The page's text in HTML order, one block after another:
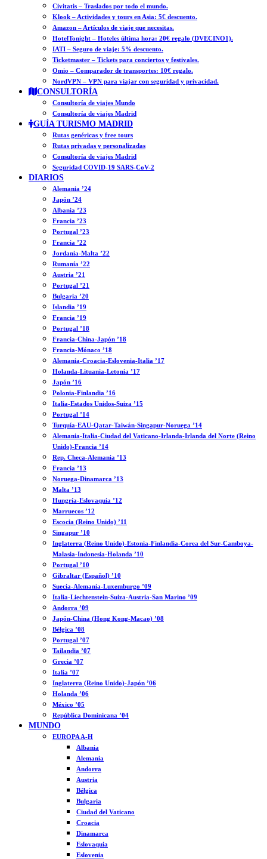
Civitatis – Traslados por todo el mundo.
Klook – Actividades y tours en Asia: 5€ descuento.
Amazon – Artículos de viaje que necesitas.
HotelTonight – Hoteles última hora: 20€ regalo (DVECINO1).
IATI – Seguro de viaje: 5% descuento.
Ticketmaster – Tickets para conciertos y festivales.
Omio – Comparador de transportes: 10€ regalo.
NordVPN – VPN para viajar con seguridad y privacidad.
CONSULTORÍA
Consultoría de viajes Mundo
Consultoría de viajes Madrid
GUÍA TURISMO MADRID
Rutas genéricas y free tours
Rutas privadas y personalizadas
Consultoría de viajes Madrid
Seguridad COVID-19 SARS-CoV-2
DIARIOS
Alemania ’24
Japón ’24
Albania ’23
Francia ’23
Portugal ’23
Francia ’22
Jordania-Malta ’22
Rumanía ’22
Austria ’21
Portugal ’21
Bulgaria ’20
Islandia ’19
Francia ’19
Portugal ’18
Francia-China-Japón ’18
Francia-Mónaco ’18
Alemania-Croacia-Eslovenia-Italia ’17
Holanda-Lituania-Letonia ’17
Japón ’16
Polonia-Finlandia ’16
Italia-Estados Unidos-Suiza ’15
Portugal ’14
Turquía-EAU-Qatar-Taiwán-Singapur-Noruega ’14
Alemania-Italia-Ciudad del Vaticano-Irlanda-Irlanda del Norte (Reino
Unido)-Francia ’14
Rep. Checa-Alemania ’13
Francia ’13
Noruega-Dinamarca ’13
Malta ’13
Hungría-Eslovaquia ’12
Marruecos ’12
Escocia (Reino Unido) ’11
Singapur ’10
Inglaterra (Reino Unido)-Estonia-Finlandia-Corea del Sur-Camboya-
Malasia-Indonesia-Holanda ’10
Portugal ’10
Gibraltar (Español) ’10
Suecia-Alemania-Luxemburgo ’09
Italia-Liechtenstein-Suiza-Austria-San Marino ’09
Andorra ’09
Japón-China (Hong Kong-Macao) ’08
Bélgica ’08
Portugal ’07
Tailandia ’07
Grecia ’07
Italia ’07
Inglaterra (Reino Unido)-Japón ’06
Holanda ’06
México ’05
República Dominicana ’04
MUNDO
EUROPA A-H
Albania
Alemania
Andorra
Austria
Bélgica
Bulgaria
Ciudad del Vaticano
Croacia
Dinamarca
Eslovaquia
Eslovenia